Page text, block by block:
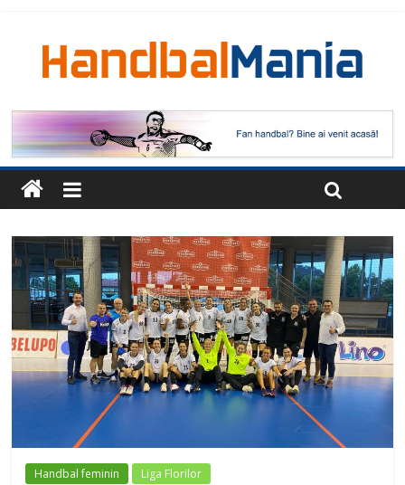
Handbal feminin Liga Florilor